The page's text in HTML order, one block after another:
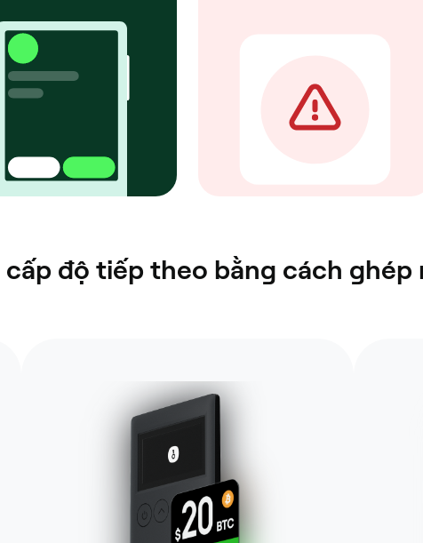
độ tiếp theo bằng cách ghép